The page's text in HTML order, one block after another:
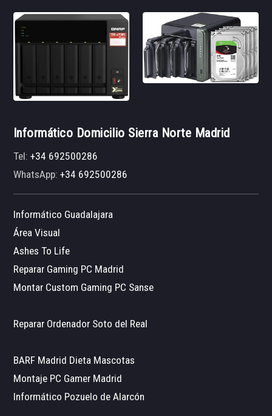
Informático Domicilio Sierra Norte Madrid
Tel:+34 692500286
WhatsApp:+34 692500286
Informático Guadalajara
Área Visual
Ashes To Life
Reparar Gaming PC Madrid
Montar Custom Gaming PC Sanse
Reparar Ordenador Soto del Real
BARF Madrid Dieta Mascotas
Montaje PC Gamer Madrid
Informático Pozuelo de Alarcón